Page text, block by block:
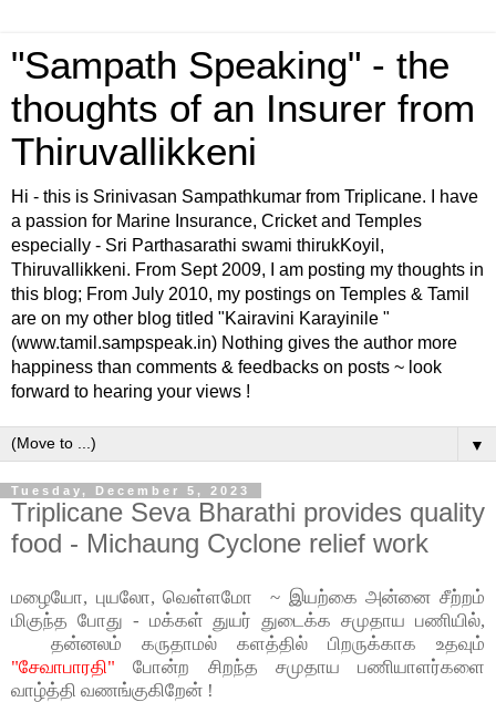
"Sampath Speaking" - the
thoughts of an Insurer from
Thiruvallikkeni
Hi - this is Srinivasan Sampathkumar from Triplicane. I have
a passion for Marine Insurance, Cricket and Temples
especially - Sri Parthasarathi swami thirukKoyil,
Thiruvallikkeni. From Sept 2009, I am posting my thoughts in
this blog; From July 2010, my postings on Temples & Tamil
are on my other blog titled "Kairavini Karayinile "
(www.tamil.sampspeak.in) Nothing gives the author more
happiness than comments & feedbacks on posts ~ look
forward to hearing your views !
▼
Tuesday, December 5, 2023
Triplicane Seva Bharathi provides quality
food - Michaung Cyclone relief work
மழையோ, புயலோ, வெள்ளமோ ~ இயற்கை அன்னை சீற்றம்
மிகுந்த போது - மக்கள் துயர் துடைக்க சமுதாய பணியில்,
தன்னலம் கருதாமல் களத்தில் பிறருக்காக உதவும்
"சேவாபாரதி" போன்ற சிறந்த சமுதாய பணியாளர்களை
வாழ்த்தி வணங்குகிறேன் !